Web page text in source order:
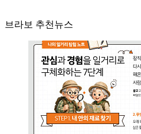
브라보 추천뉴스